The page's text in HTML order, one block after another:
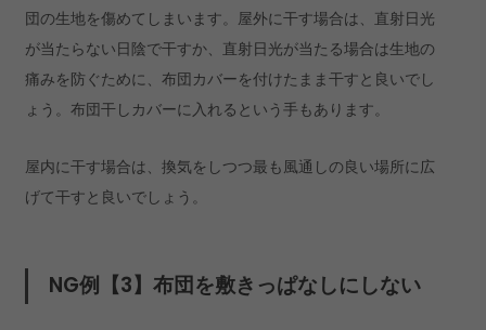
団の生地を傷めてしまいます。屋外に干す場合は、直射日光
が当たらない日陰で干すか、直射日光が当たる場合は生地の
痛みを防ぐために、布団カバーを付けたまま干すと良いでし
ょう。布団干しカバーに入れるという手もあります。
屋内に干す場合は、換気をしつつ最も風通しの良い場所に広
げて干すと良いでしょう。
NG例【3】布団を敷きっぱなしにしない